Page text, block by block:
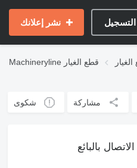
نشر إعلانك
Machineryline قطع الغيار
مشاركة شكوى
بالبائع